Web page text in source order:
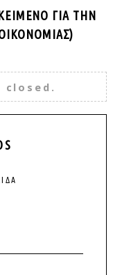
ΚΕΊΜΕΝΟ ΓΙΑ ΤΗΝ
closed.